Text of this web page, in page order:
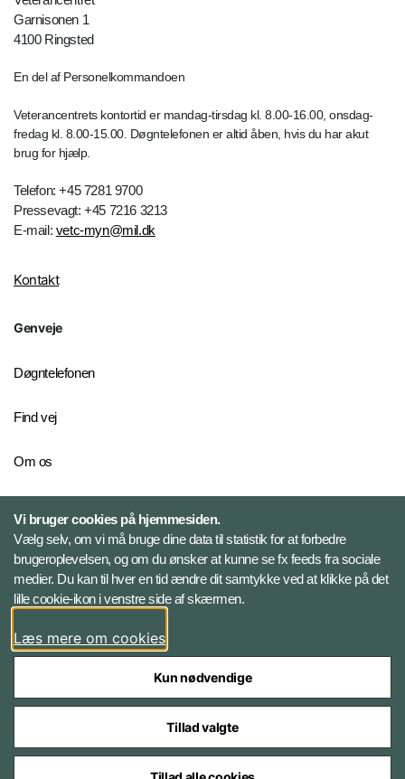
Garnisonen 1
4100 Ringsted
En del af Personelkommandoen
Veterancentrets kontortid er mandag-tirsdag kl. 8.00-16.00, onsdag-
fredag kl. 8.00-15.00. Døgntelefonen er altid åben, hvis du har akut
brug for hjælp.
Telefon: +45 7281 9700
Pressevagt: +45 7216 3213
E-mail: vetc-myn@mil.dk
Kontakt
Genveje
Døgntelefonen
Find vej
Om os
Følg Veterancentret
Facebook
Styrelser og myndigheder under Forsvarsministeriet
Vi bruger cookies på hjemmesiden.
Vælg selv, om vi må bruge dine data til statistik for at forbedre
brugeroplevelsen, og om du ønsker at kunne se fx feeds fra sociale
medier. Du kan til hver en tid ændre dit samtykke ved at klikke på det
lille cookie-ikon i venstre side af skærmen.
Læs mere om cookies
Kun nødvendige
Tillad valgte